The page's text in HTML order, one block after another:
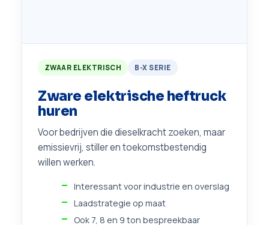
ZWAAR ELEKTRISCH B-X SERIE
Zware elektrische heftruck
huren
Voor bedrijven die dieselkracht zoeken, maar
emissievrij, stiller en toekomstbestendig
willen werken.
Interessant voor industrie en overslag
Laadstrategie op maat
Ook 7, 8 en 9 ton bespreekbaar